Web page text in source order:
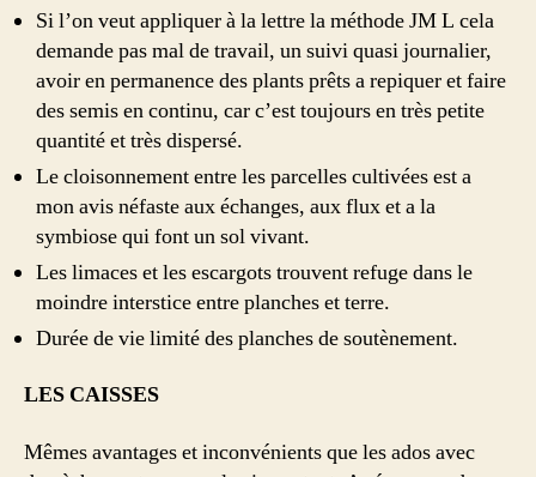
Si l’on veut appliquer à la lettre la méthode JM L cela
demande pas mal de travail, un suivi quasi journalier,
avoir en permanence des plants prêts a repiquer et faire
des semis en continu, car c’est toujours en très petite
quantité et très dispersé.
Le cloisonnement entre les parcelles cultivées est a
mon avis néfaste aux échanges, aux flux et a la
symbiose qui font un sol vivant.
Les limaces et les escargots trouvent refuge dans le
moindre interstice entre planches et terre.
Durée de vie limité des planches de soutènement.
LES CAISSES
Mêmes avantages et inconvénients que les ados avec